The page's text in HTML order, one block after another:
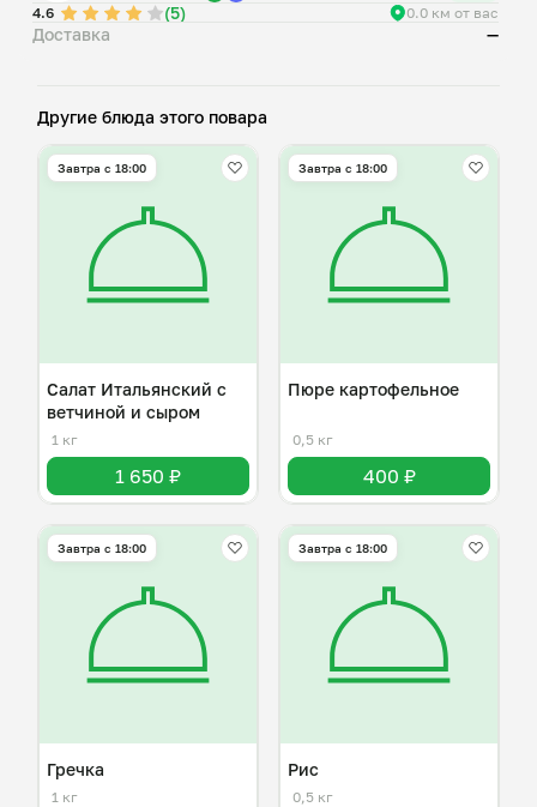
4.6
(5) 0.0 км от вас
Доставка —
Другие блюда этого повара
Завтра c 18:00
Салат Итальянский с
ветчиной и сыром
1 кг
1 650 ₽
Завтра c 18:00
Пюре картофельное
0,5 кг
400 ₽
Завтра c 18:00
Гречка
1 кг
Завтра c 18:00
Рис
0,5 кг